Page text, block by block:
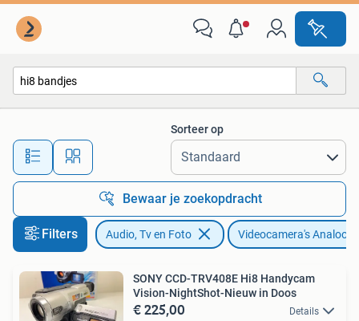
Alle afstanden…
Sorteer op
Bewaar je zoekopdracht
Filters Audio, Tv en Foto Videocamera's Analoog
SONY CCD-TRV408E Hi8 Handycam
Vision-NightShot-Nieuw in Doos
€ 225,00 Details